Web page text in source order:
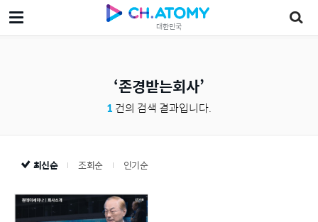
대한민국
존경받는회사
1 건의 검색 결과입니다.
최신순 조회순 인기순